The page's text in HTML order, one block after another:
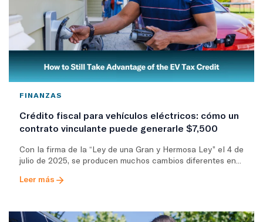
FINANZAS
Crédito fiscal para vehículos eléctricos: cómo un
contrato vinculante puede generarle $7,500
Con la firma de la “Ley de una Gran y Hermosa Ley” el 4 de
julio de 2025, se producen muchos cambios diferentes en...
Leer más